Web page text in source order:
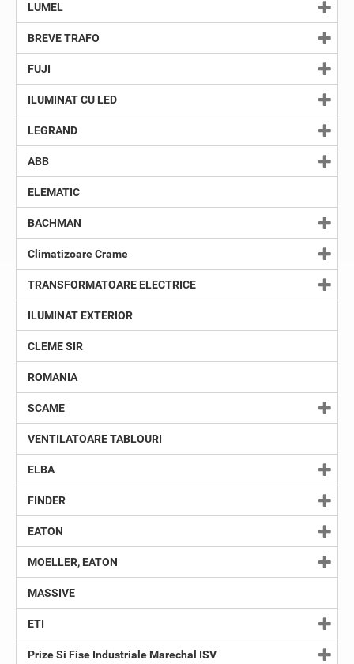
LUMEL
BREVE TRAFO
FUJI
ILUMINAT CU LED
LEGRAND
ABB
ELEMATIC
BACHMAN
Climatizoare Crame
TRANSFORMATOARE ELECTRICE
ILUMINAT EXTERIOR
CLEME SIR
ROMANIA
SCAME
VENTILATOARE TABLOURI
ELBA
FINDER
EATON
MOELLER, EATON
MASSIVE
ETI
Prize Si Fise Industriale Marechal ISV